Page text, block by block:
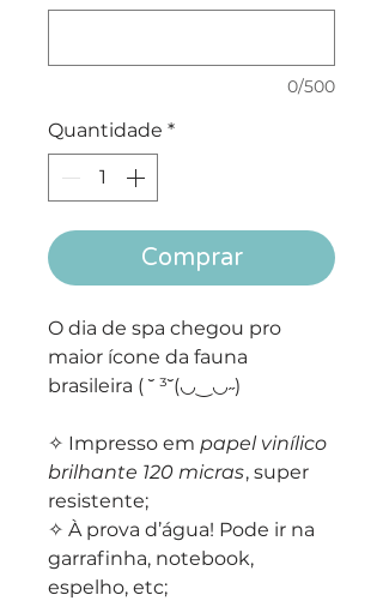
0/500
Quantidade *
Comprar
O dia de spa chegou pro
maior ícone da fauna
brasileira ( ˘ ³˘(◡‿◡˶)
✧ Impresso em papel vinílico
brilhante 120 micras, super
resistente;
✧ À prova d’água! Pode ir na
garrafinha, notebook,
espelho, etc;